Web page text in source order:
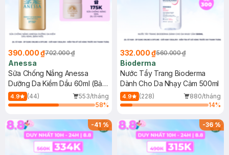
390.000 ₫702.000 ₫
Anessa
Sữa Chống Nắng Anessa
Dưỡng Da Kiềm Dầu 60ml (Bản
Mới)
4.9 (44)
553/tháng
58%
332.000 ₫560.000 ₫
Bioderma
Nước Tẩy Trang Bioderma
Dành Cho Da Nhạy Cảm 500ml
4.9 (228)
880/tháng
14%
-41% -36%